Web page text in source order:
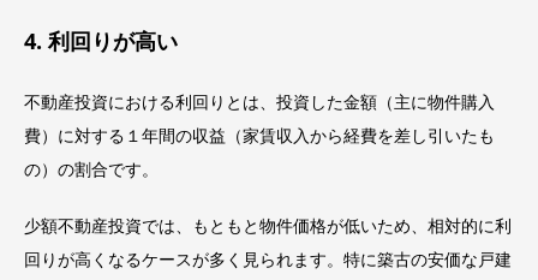
4. 利回りが高い
不動産投資における利回りとは、投資した金額（主に物件購入
費）に対する１年間の収益（家賃収入から経費を差し引いたも
の）の割合です。
少額不動産投資では、もともと物件価格が低いため、相対的に利
回りが高くなるケースが多く見られます。特に築古の安価な戸建